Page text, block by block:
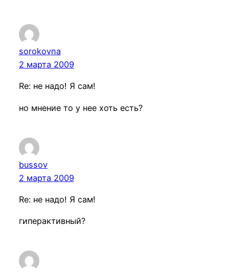
sorokovna
2 марта 2009
Re: не надо! Я сам!
но мнение то у нее хоть есть?
bussov
2 марта 2009
Re: не надо! Я сам!
гиперактивный?